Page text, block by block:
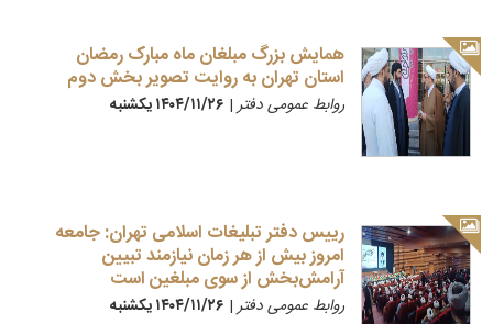
همایش بزرگ مبلغان ماه مبارک رمضان
استان تهران به روایت تصویر بخش دوم
روابط عمومی دفتر| ۱۴۰۴/۱۱/۲۶ يكشنبه
رییس دفتر تبلیغات اسلامی تهران: جامعه
امروز بیش از هر زمان نیازمند تبیین
آرامش‌بخش از سوی مبلغین است
روابط عمومی دفتر| ۱۴۰۴/۱۱/۲۶ يكشنبه